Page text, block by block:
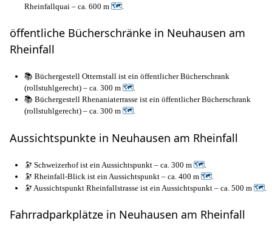
Rheinfallquai – ca. 600 m 🗺
öffentliche Bücherschränke in Neuhausen am
Rheinfall
📚 Büchergestell Otternstall ist ein öffentlicher Bücherschrank
(rollstuhlgerecht) – ca. 300 m 🗺.
📚 Büchergestell Rhenaniaterrasse ist ein öffentlicher Bücherschrank
(rollstuhlgerecht) – ca. 300 m 🗺.
Aussichtspunkte in Neuhausen am Rheinfall
🔭 Schweizerhof ist ein Aussichtspunkt – ca. 300 m 🗺.
🔭 Rheinfall-Blick ist ein Aussichtspunkt – ca. 400 m 🗺.
🔭 Aussichtspunkt Rheinfallstrasse ist ein Aussichtspunkt – ca. 500 m 🗺.
Fahrradparkplätze in Neuhausen am Rheinfall